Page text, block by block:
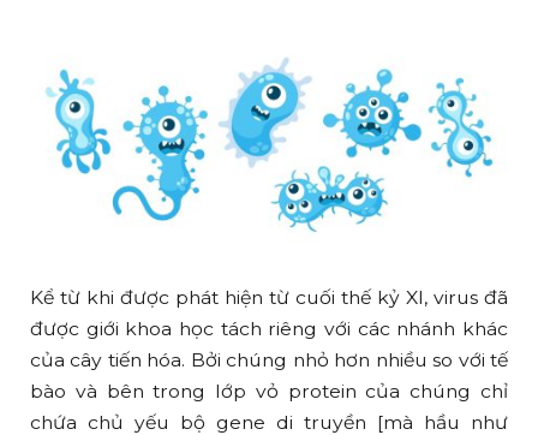
Kể từ khi được phát hiện từ cuối thế kỷ XI, virus đã
được giới khoa học tách riêng với các nhánh khác
của cây tiến hóa. Bởi chúng nhỏ hơn nhiều so với tế
bào và bên trong lớp vỏ protein của chúng chỉ
chứa chủ yếu bộ gene di truyền [mà hầu như